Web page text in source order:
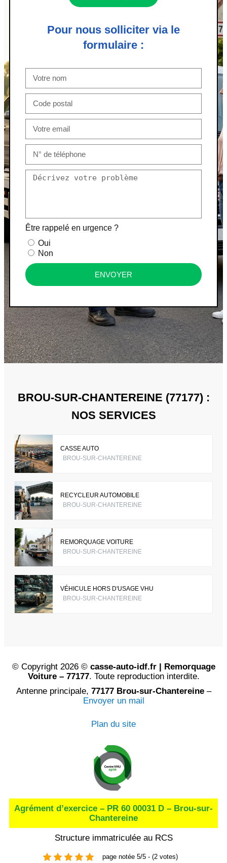
Pour nous solliciter via le
formulaire :
Être rappelé en urgence ?
Oui
Non
ENVOYER
BROU-SUR-CHANTEREINE (77177) :
NOS SERVICES
CASSE AUTO
BROU-SUR-CHANTEREINE
RECYCLEUR AUTOMOBILE
BROU-SUR-CHANTEREINE
REMORQUAGE VOITURE
BROU-SUR-CHANTEREINE
VÉHICULE HORS D'USAGE VHU
BROU-SUR-CHANTEREINE
© Copyright 2026 © casse-auto-idf.fr | Remorquage
Voiture – 77177. Toute reproduction interdite.
Antenne principale, 77177 Brou-sur-Chantereine–
Envoyer un mail
Plan du site
Agrément d’exercice – PR 60 00031 D – Brou-sur-
Chantereine
Structure immatriculée au RCS
page notée 5/5 - (2 votes)